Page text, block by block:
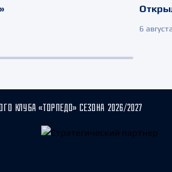
6
КЛУБА «ТОРПЕДО» СЕЗОНА 2026/2027